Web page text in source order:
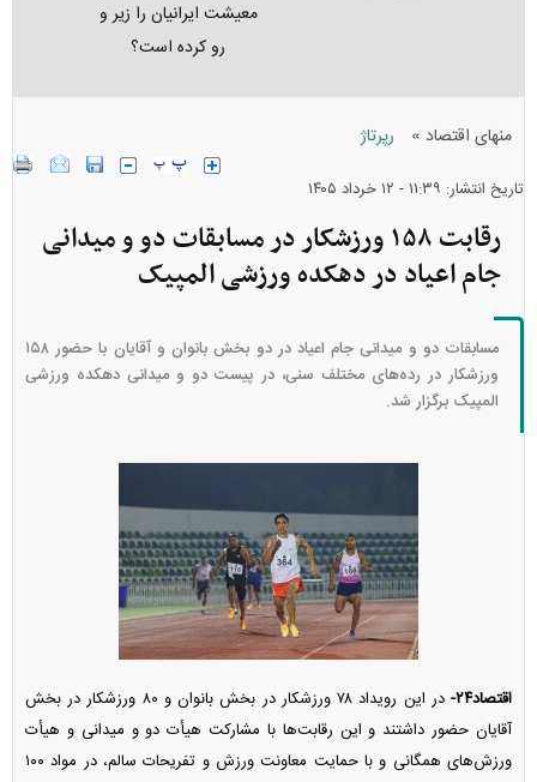
معیشت ایرانیان را زیر و
رو کرده است؟
منهای اقتصاد » رپرتاژ
تاریخ انتشار: ۱۱:۳۹ - ۱۲ خرداد ۱۴۰۵
رقابت ۱۵۸ ورزشکار در مسابقات دو و میدانی
جام اعیاد در دهکده ورزشی المپیک
مسابقات دو و میدانی جام اعیاد در دو بخش بانوان و آقایان با حضور ۱۵۸
ورزشکار در رده‌های مختلف سنی، در پیست دو و میدانی دهکده ورزشی
المپیک برگزار شد.
اقتصاد۲۴-
در این رویداد ۷۸ ورزشکار در بخش بانوان و ۸۰ ورزشکار در بخش
آقایان حضور داشتند و این رقابت‌ها با مشارکت هیأت دو و میدانی و هیأت
ورزش‌های همگانی و با حمایت معاونت ورزش و تفریحات سالم، در مواد ۱۰۰